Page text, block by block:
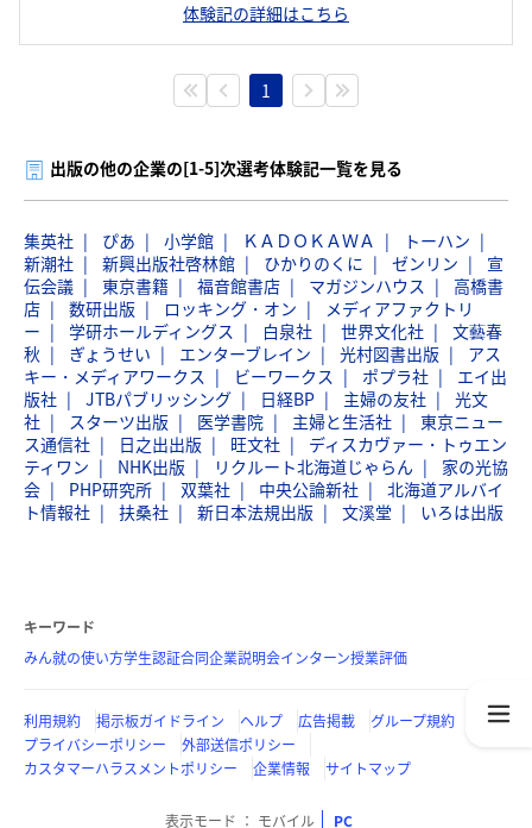
体験記の詳細はこちら
1
出版の他の企業の[1-5]次選考体験記一覧を見る
集英社 ぴあ 小学館 ＫＡＤＯＫＡＷＡ
トーハン
新潮社
新興出版社啓林館 ひかりのくに ゼンリン
宣
伝会議
東京書籍 福音館書店 マガジンハウス
高橋書
店
数研出版 ロッキング・オン
メディアファクトリ
ー
学研ホールディングス 白泉社 世界文化社
文藝春
秋
ぎょうせい エンターブレイン 光村図書出版
アス
キー・メディアワークス
ビーワークス ポプラ社
エイ出
版社
JTBパブリッシング 日経BP 主婦の友社
光文
社
スターツ出版 医学書院 主婦と生活社
東京ニュー
ス通信社
日之出出版 旺文社
ディスカヴァー・トゥエン
ティワン
NHK出版 リクルート北海道じゃらん
家の光協
会
PHP研究所 双葉社 中央公論新社
北海道アルバイ
ト情報社
扶桑社 新日本法規出版 文溪堂 いろは出版
キーワード
みん就の使い方学生認証合同企業説明会インターン授業評価
利用規約 掲示板ガイドライン ヘルプ 広告掲載
グループ規約
プライバシーポリシー
外部送信ポリシー
カスタマーハラスメントポリシー
企業情報 サイトマップ
表示モード モバイル PC